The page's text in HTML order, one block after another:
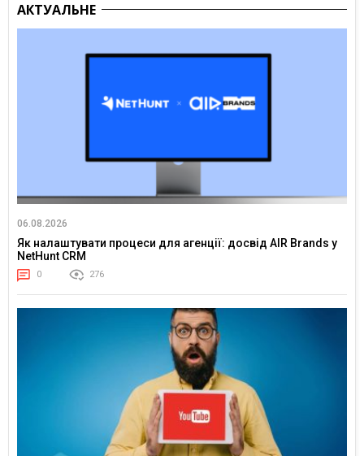
АКТУАЛЬНЕ
06.08.2026
Як налаштувати процеси для агенції: досвід AIR Brands у
NetHunt CRM
0 276